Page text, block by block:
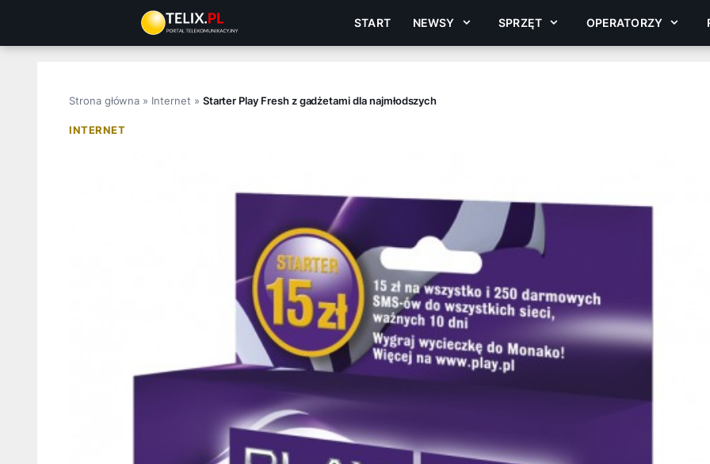
treści
START NEWSY SPRZĘT OPERATORZY
Strona główna » Internet » Starter Play Fresh z gadżetami dla najmłodszych
INTERNET